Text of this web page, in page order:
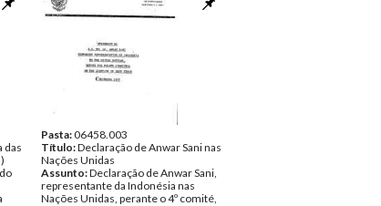
das
Pasta:06458.003
Título:Declaração de Anwar Sani nas
Nações Unidas
Assunto:Declaração de Anwar Sani,
representante da Indonésia nas
Nações Unidas, perante o 4º comité,